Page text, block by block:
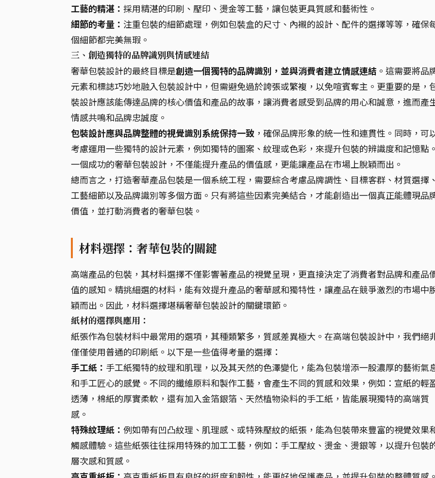
工藝的精湛： 採用精湛的印刷、壓印、燙金等工藝，讓包裝更具質感和藝術性。
細節的考量： 注重包裝的細節處理，例如包裝盒的尺寸、內襯的設計、配件的選擇等等，確保
個細節都完美無瑕。
三、創造獨特的品牌識別與情感連結
奢華包裝設計的最終目標是創造一個獨特的品牌識別，並與消費者建立情感連結 。這需要將品
元素和標誌巧妙地融入包裝設計中，但需避免過於誇張或繁複，以免喧賓奪主。更重要的是，
裝設計應該能傳達品牌的核心價值和產品的故事，讓消費者感受到品牌的用心和誠意，進而產
情感共鳴和品牌忠誠度。
包裝設計應與品牌整體的視覺識別系統保持一致 ，確保品牌形象的統一性和連貫性。同時，可
考慮運用一些獨特的設計元素，例如獨特的圖案、紋理或色彩，來提升包裝的辨識度和記憶點。
一個成功的奢華包裝設計，不僅能提升產品的價值感，更能讓產品在市場上脫穎而出。
總而言之，打造奢華產品包裝是一個系統工程，需要綜合考慮品牌調性、目標客群、材質選擇、
工藝細節以及品牌識別等多個方面。只有將這些因素完美結合，才能創造出一個真正能體現品
價值，並打動消費者的奢華包裝。
材料選擇：奢華包裝的關鍵
高端產品的包裝，其材料選擇不僅影響著產品的視覺呈現，更直接決定了消費者對品牌和產品
值的感知。精挑細選的材料，能有效提升產品的奢華感和獨特性，讓產品在競爭激烈的市場中
穎而出。因此，材料選擇堪稱奢華包裝設計的關鍵環節。
紙材的選擇與應用：
紙張作為包裝材料中最常用的選項，其種類繁多，質感差異極大。在高端包裝設計中，我們絕
僅僅使用普通的印刷紙。以下是一些值得考量的選擇：
手工紙： 手工紙獨特的紋理和肌理，以及其天然的色澤變化，能為包裝增添一股濃厚的藝術氣
和手工匠心的感覺。不同的纖維原料和製作工藝，會產生不同的質感和效果，例如：宣紙的輕
透薄，棉紙的厚實柔軟，還有加入金箔銀箔、天然植物染料的手工紙，皆能展現獨特的高端質
感。
特殊紋理紙： 例如帶有凹凸紋理、肌理感、或特殊壓紋的紙張，能為包裝帶來豐富的視覺效果
觸感體驗。這些紙張往往採用特殊的加工工藝，例如：手工壓紋、燙金、燙銀等，以提升包裝
層次感和質感。